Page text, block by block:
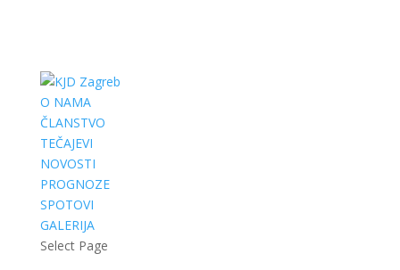
O NAMA
ČLANSTVO
TEČAJEVI
NOVOSTI
PROGNOZE
SPOTOVI
GALERIJA
Select Page